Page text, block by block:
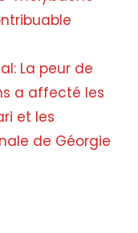
La peur de
a affecté les
et les
de Géorgie